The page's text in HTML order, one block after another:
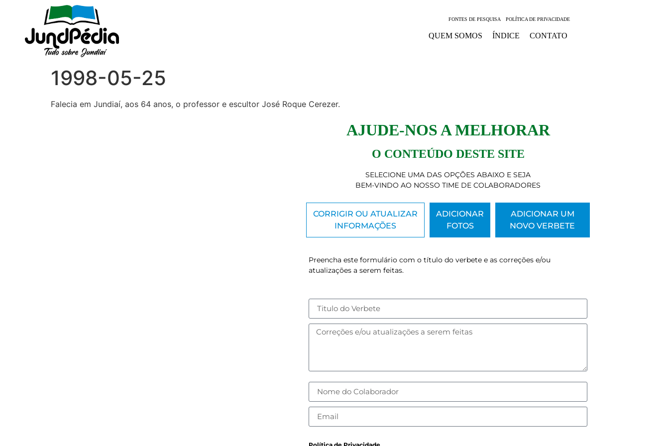
FONTES DE PESQUISA POLÍTICA DE PRIVACIDADE
QUEM SOMOS ÍNDICE CONTATO
1998-05-25
Falecia em Jundiaí, aos 64 anos, o professor e escultor José Roque Cerezer.
AJUDE-NOS A MELHORAR
O CONTEÚDO DESTE SITE
SELECIONE UMA DAS OPÇÕES ABAIXO E SEJA
BEM-VINDO AO NOSSO TIME DE COLABORADORES
CORRIGIR OU ATUALIZAR
INFORMAÇÕES
ADICIONAR
FOTOS
ADICIONAR UM
NOVO VERBETE
Preencha este formulário com o título do verbete e as correções e/ou
atualizações a serem feitas.